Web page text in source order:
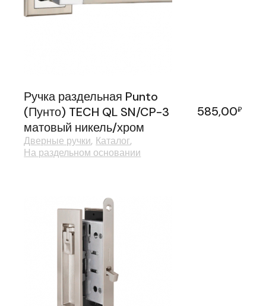
Ручка раздельная Punto
(Пунто) TECH QL SN/CP-3
матовый никель/хром
585,00₽
Дверные ручки Каталог
На раздельном основании